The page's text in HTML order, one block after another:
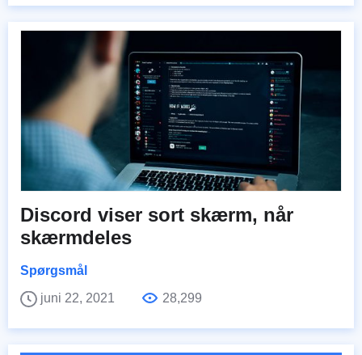
Discord viser sort skærm, når
skærmdeles
Spørgsmål
juni 22, 2021
28,299